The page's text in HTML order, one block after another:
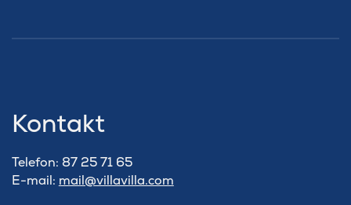
Kontakt
Telefon: 87 25 71 65
E-mail: mail@villavilla.com